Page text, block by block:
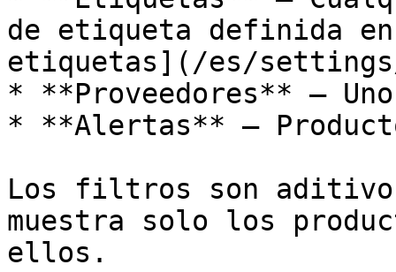
de etiqueta definida
etiquetas](/es/
* **Proveedores** —
* **Alertas** —
Los filtros son
muestra solo los
ellos.